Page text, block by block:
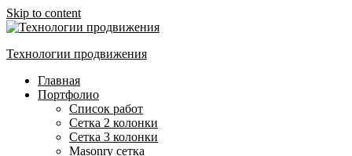
Skip to content
Технологии продвижения
Главная
Портфолио
Список работ
Сетка 2 колонки
Сетка 3 колонки
Masonry сетка